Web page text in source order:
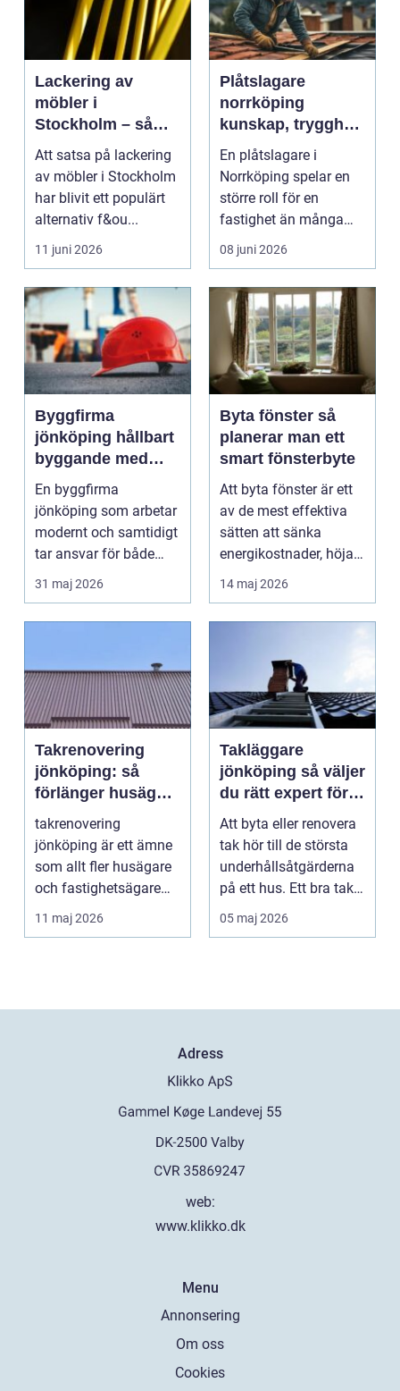
Lackering av
möbler i
Stockholm – så
förnyar du hemmet
med professionell
möbellackering
Att satsa på lackering
av möbler i Stockholm
har blivit ett populärt
alternativ f&ou...
11 juni 2026
Plåtslagare
norrköping
kunskap, trygghet
och hållbara
taklösningar
En plåtslagare i
Norrköping spelar en
större roll för en
fastighet än många
tänker på. Rätt
utformad...
08 juni 2026
Byggfirma
jönköping hållbart
byggande med
fokus på trä
En byggfirma
jönköping som arbetar
modernt och samtidigt
tar ansvar för både
människa och miljö
behö...
31 maj 2026
Byta fönster så
planerar man ett
smart fönsterbyte
Att byta fönster är ett
av de mest effektiva
sätten att sänka
energikostnader, höja
komforten och ge...
14 maj 2026
Takrenovering
jönköping: så
förlänger husägare
livslängden på
sina tak
takrenovering
jönköping är ett ämne
som allt fler husägare
och fastighetsägare
intresserar sig för n...
11 maj 2026
Takläggare
jönköping så väljer
du rätt expert för
ditt tak
Att byta eller renovera
tak hör till de största
underhållsåtgärderna
på ett hus. Ett bra tak
skyddar...
05 maj 2026
Adress
web:
www.klikko.dk
Menu
Annonsering
Om oss
Cookies